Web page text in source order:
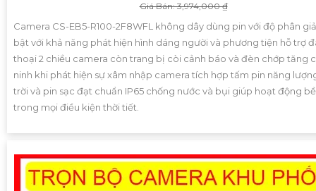
Giá Bán: 3,974,000 ₫
Camera CS-EB5-R100-2F8WFL không dây dùng pin với độ phân
bật với khả năng phát hiện hình dáng người và phương tiện hỗ trợ
thoại 2 chiều camera còn trang bị còi cảnh báo và đèn chớp tăng
ninh khi phát hiện sự xâm nhập camera tích hợp tấm pin năng
trời và pin sạc đạt chuẩn IP65 chống nước và bụi giúp hoạt động
trong mọi điều kiện thời tiết.